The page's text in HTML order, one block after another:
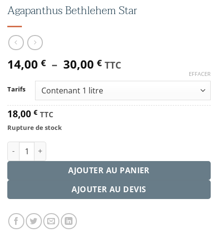
Agapanthus Bethlehem Star
14,00 € – 30,00 €Plage
prix :
14,00 €
à
TTC
Tarifs
EFFACER
18,00 € TTC
Rupture de stock
quantité de Agapanthus Bethlehem Star
AJOUTER AU PANIER
AJOUTER AU DEVIS